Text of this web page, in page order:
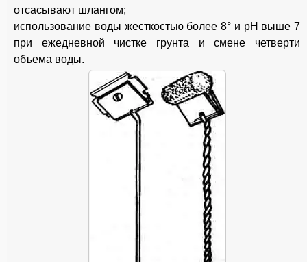
отсасывают шлангом;
использование воды жесткостью более 8° и рН выше 7
при ежедневной чистке грунта и смене четверти
объема воды.